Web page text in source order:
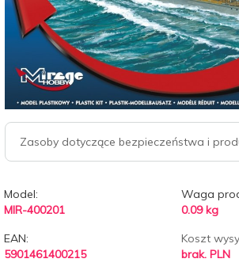
Zasoby dotyczące bezpieczeństwa i
Model:
MIR-400201
Waga
0.09 kg
EAN:
5901461400215
Koszt
brak. PLN